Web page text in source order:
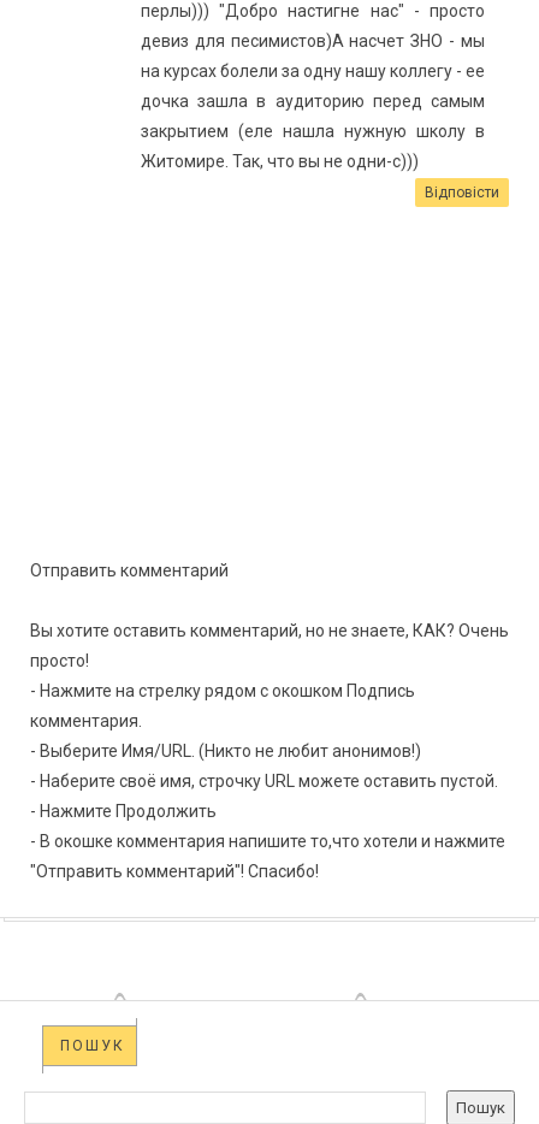
перлы))) "Добро настигне нас" - просто
девиз для песимистов)А насчет ЗНО - мы
на курсах болели за одну нашу коллегу - ее
дочка зашла в аудиторию перед самым
закрытием (еле нашла нужную школу в
Житомире. Так, что вы не одни-с)))
Відповісти
Отправить комментарий
Вы хотите оставить комментарий, но не знаете, КАК? Очень
просто!
- Нажмите на стрелку рядом с окошком Подпись
комментария.
- Выберите Имя/URL. (Никто не любит анонимов!)
- Наберите своё имя, строчку URL можете оставить пустой.
- Нажмите Продолжить
- В окошке комментария напишите то,что хотели и нажмите
"Отправить комментарий"! Спасибо!
ПОШУК